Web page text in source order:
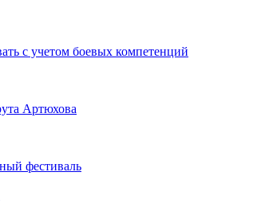
с учетом боевых компетенций
Артюхова
фестиваль